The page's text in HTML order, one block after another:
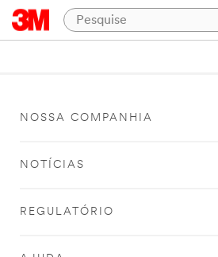
NOSSA COMPANHIA
NOTÍCIAS
REGULATÓRIO